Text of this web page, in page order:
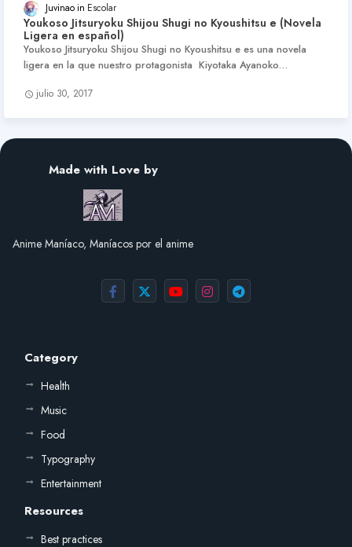
Juvinao Escolar
Youkoso Jitsuryoku Shijou Shugi no Kyoushitsu e (Novela
Ligera en español)
Youkoso Jitsuryoku Shijou Shugi no Kyoushitsu e es una novela
ligera en la que nuestro protagonista Kiyotaka Ayanoko…
julio 30, 2017
Made with Love by
Anime Maníaco, Maníacos por el anime
Category
Health
Music
Food
Typography
Entertainment
Resources
Best practices